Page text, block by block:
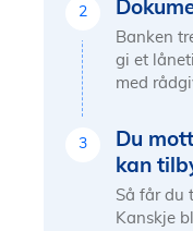
2
Banken
gi et
med
3
Du
kan
Så får du
Kanskje